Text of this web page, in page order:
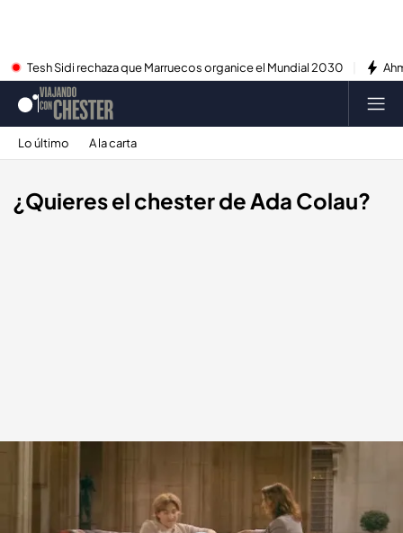
Tesh Sidi rechaza que Marruecos organice el Mundial 2030
Lo último A la carta
¿Quieres el chester de Ada Colau?
cuatro.com